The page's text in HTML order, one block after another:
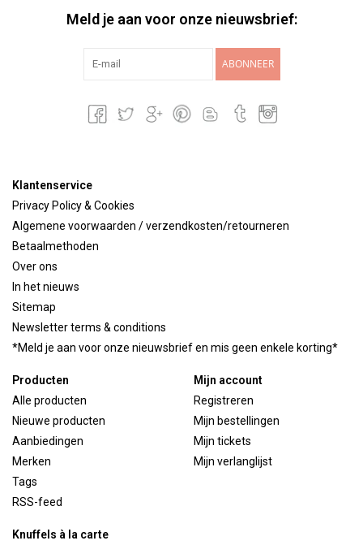
Meld je aan voor onze nieuwsbrief:
ABONNEER
Klantenservice
Privacy Policy & Cookies
Algemene voorwaarden / verzendkosten/retourneren
Betaalmethoden
Over ons
In het nieuws
Sitemap
Newsletter terms & conditions
*Meld je aan voor onze nieuwsbrief en mis geen enkele korting*
Producten
Alle producten
Nieuwe producten
Aanbiedingen
Merken
Tags
RSS-feed
Mijn account
Registreren
Mijn bestellingen
Mijn tickets
Mijn verlanglijst
Knuffels à la carte